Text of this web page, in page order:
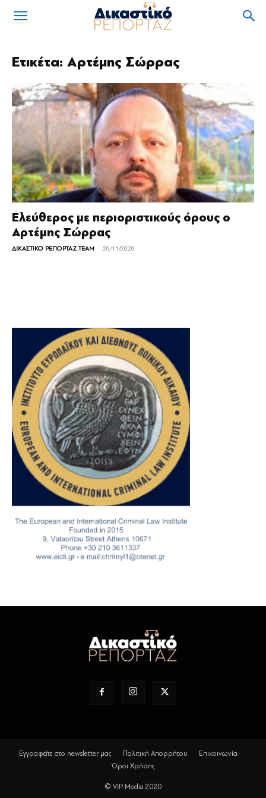
Ετικέτα: Αρτέμης Σώρρας
Ελεύθερος με περιοριστικούς όρους ο
Αρτέμης Σώρρας
ΔΙΚΑΣΤΙΚΟ ΡΕΠΟΡΤΑΖ TEAM - 20/11/2020
Εγγραφείτε στο newsletter μας Πολιτική Απορρήτου
Επικοινωνία
Όροι Χρήσης
© VIP Media 2020